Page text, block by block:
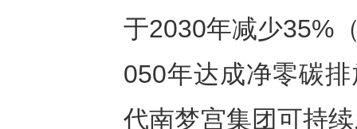
于2030年减少35%
050年达成净零碳
代南梦宫集团可持